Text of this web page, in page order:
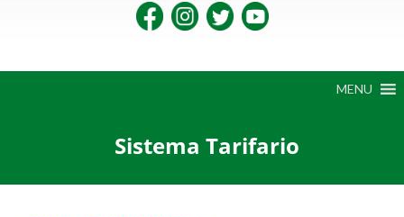
MENU
Sistema Tarifario